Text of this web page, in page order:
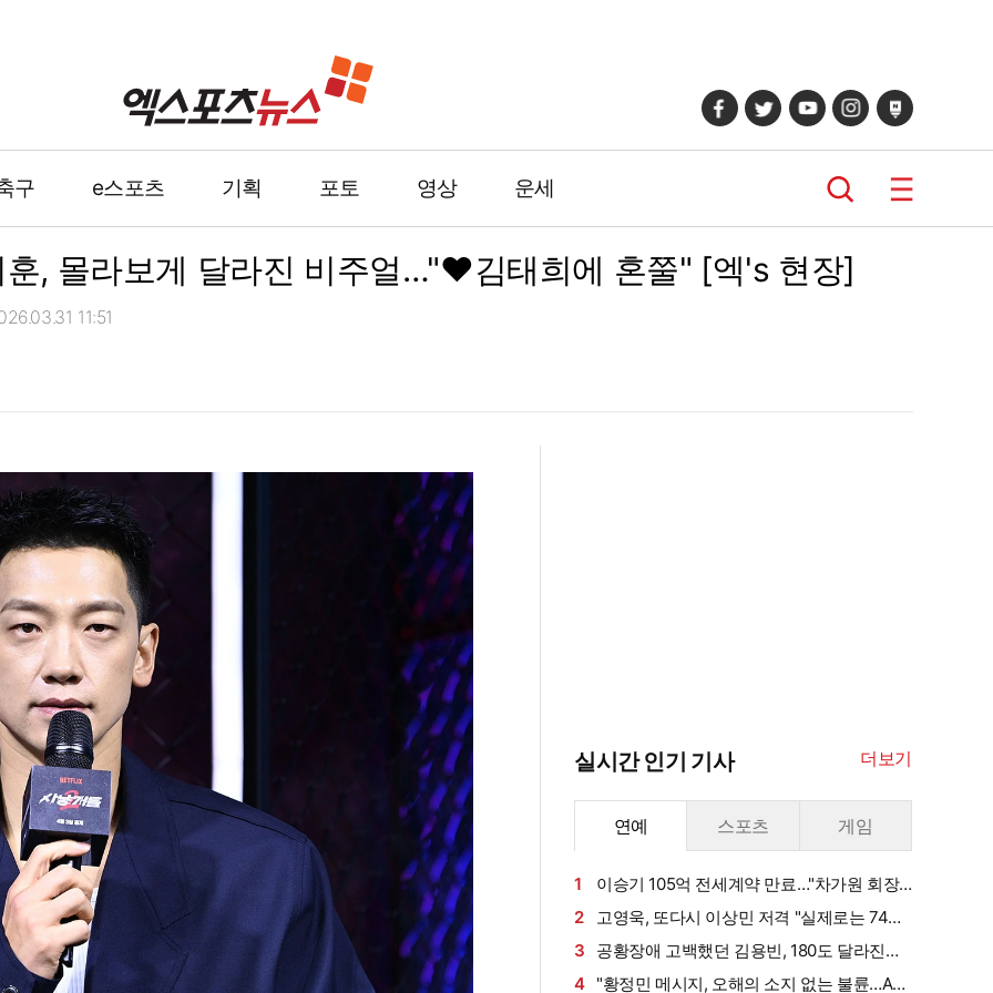
구 e스포츠 기획 포토 영상 운세
, 몰라보게 달라진 비주얼…"♥김태희에 혼쭐" [엑's 현장]
11:51
실시간 인기 기사 더보기
연예 스포츠 게임
1
이승기 105억 전세계약 만료…"차가원 회장,
보증금 안 주면 법적 조치"
2
고영욱, 또다시 이상민 저격 "실제로는 74년
생…신정환도 나중에 알고 욕해"
3
공황장애 고백했던 김용빈, 180도 달라진
삶…연이은 겹경사
4 "황정민 메시지, 오해의 소지 없는 불륜…A씨